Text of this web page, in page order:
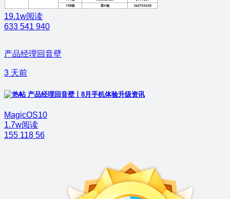
19.1w阅读
633 541 940
产品经理回音壁
3 天前
产品经理回音壁丨8月手机体验升级资讯
MagicOS10
1.7w阅读
155 118 56